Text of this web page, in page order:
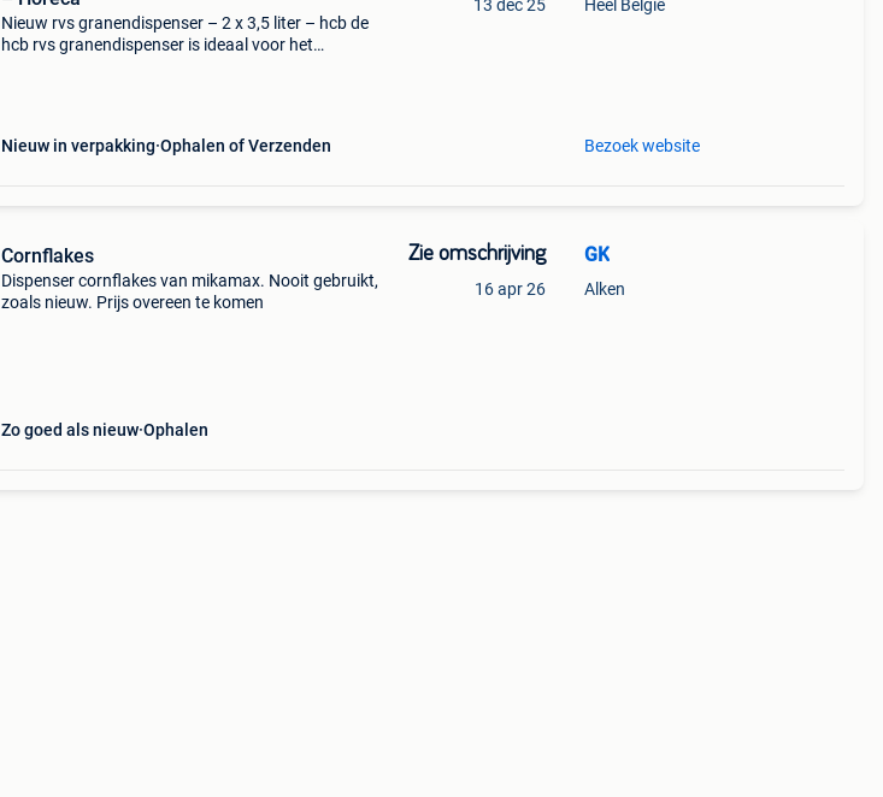
Nieuw rvs granendispenser – 2 x 3,5 liter – hcb de
hcb rvs granendispenser is ideaal voor het
Nieuw in verpakking Ophalen of Verzenden
13 dec 25 Heel België
Bezoek website
Cornflakes
Dispenser cornflakes van mikamax. Nooit gebruikt,
zoals nieuw. Prijs overeen te komen
Zo goed als nieuw Ophalen
Zie omschrijving
16 apr 26
GK
Alken